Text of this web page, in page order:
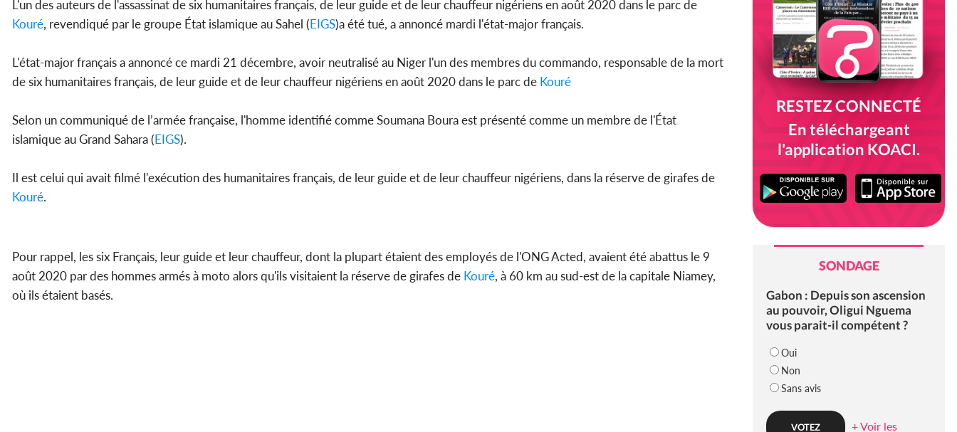
L'un des auteurs de l'assassinat de six humanitaires français, de leur guide et de leur chauffeur nigériens en août 2020 dans le parc de
Kouré, revendiqué par le groupe État islamique au Sahel (EIGS)a été tué, a annoncé mardi l'état-major français.
L'état-major français a annoncé ce mardi 21 décembre, avoir neutralisé au Niger l'un des membres du commando, responsable de la mort
de six humanitaires français, de leur guide et de leur chauffeur nigériens en août 2020 dans le parc de Kouré
Selon un communiqué de l’armée française, l'homme identifié comme Soumana Boura est présenté comme un membre de l'État
islamique au Grand Sahara (EIGS).
Il est celui qui avait filmé l'exécution des humanitaires français, de leur guide et de leur chauffeur nigériens, dans la réserve de girafes de
Kouré.
Pour rappel, les six Français, leur guide et leur chauffeur, dont la plupart étaient des employés de l'ONG Acted, avaient été abattus le 9
août 2020 par des hommes armés à moto alors qu'ils visitaient la réserve de girafes de Kouré, à 60 km au sud-est de la capitale Niamey,
où ils étaient basés.
RESTEZ CONNECTÉ
En téléchargeant
l'application KOACI.
SONDAGE
Gabon : Depuis son ascension
au pouvoir, Oligui Nguema
vous parait-il compétent ?
Oui
Non
Sans avis
+ Voir les